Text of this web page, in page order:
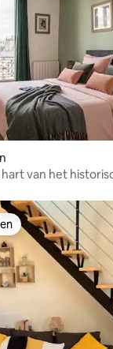
hart van het